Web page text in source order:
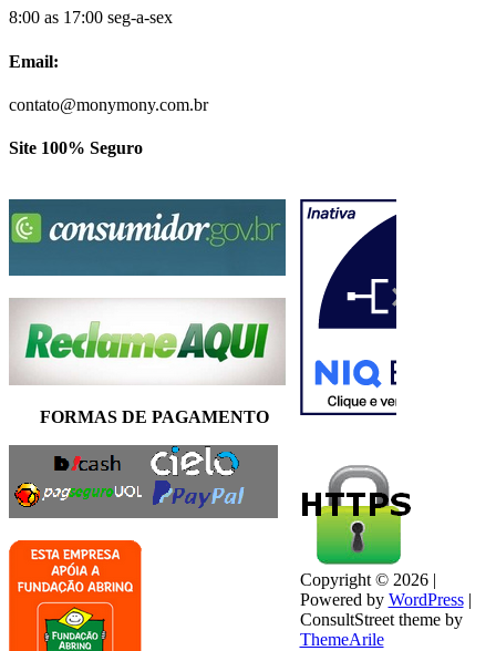
8:00 as 17:00 seg-a-sex
Email:
contato@monymony.com.br
Site 100% Seguro
FORMAS DE PAGAMENTO
Copyright © 2026 |
Powered by WordPress |
ConsultStreet theme by
ThemeArile